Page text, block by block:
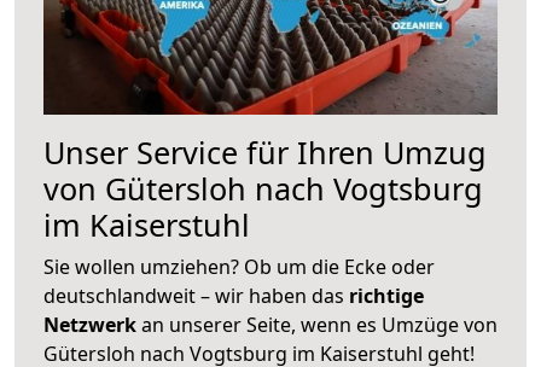
Unser Service für Ihren Umzug
von Gütersloh nach Vogtsburg
im Kaiserstuhl
Sie wollen umziehen? Ob um die Ecke oder
deutschlandweit – wir haben das richtige
Netzwerkan unserer Seite, wenn es Umzüge von
Gütersloh nach Vogtsburg im Kaiserstuhl geht!